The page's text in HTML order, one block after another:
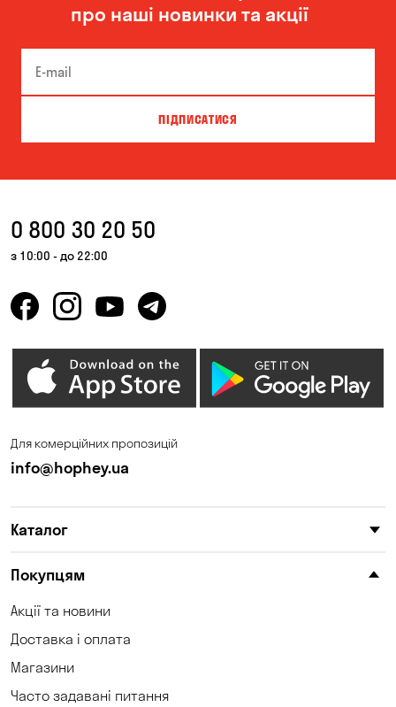
про наші новинки та акції
ПІДПИСАТИСЯ
0 800 30 20 50
з 10:00 - до 22:00
Для комерційних пропозицій
info@hophey.ua
Каталог
Покупцям
Акції та новини
Доставка і оплата
Магазини
Часто задавані питання